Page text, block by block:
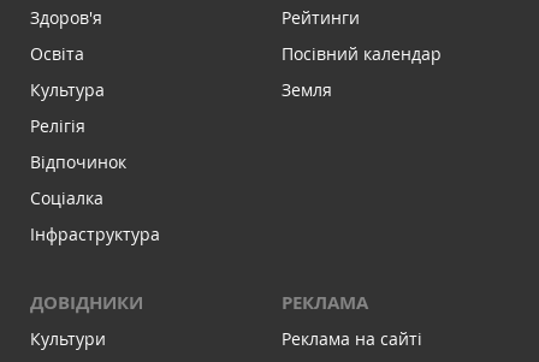
Здоров'я
Освіта
Культура
Релігія
Відпочинок
Соціалка
Інфраструктура
Рейтинги
Посівний календар
Земля
ДОВІДНИКИ
Культури
РЕКЛАМА
Реклама на сайті